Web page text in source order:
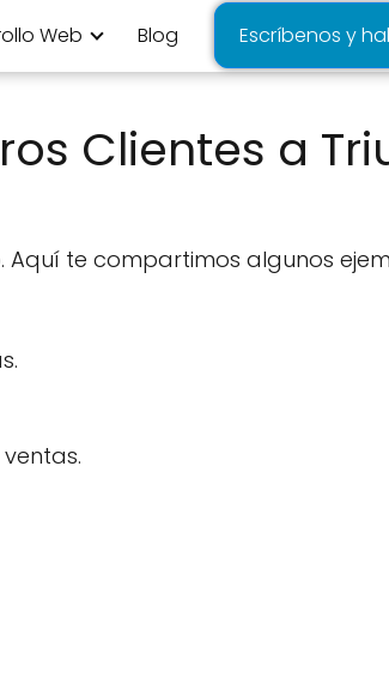
Web Blog Escríbenos y
Clientes a
Aquí te compartimos algunos